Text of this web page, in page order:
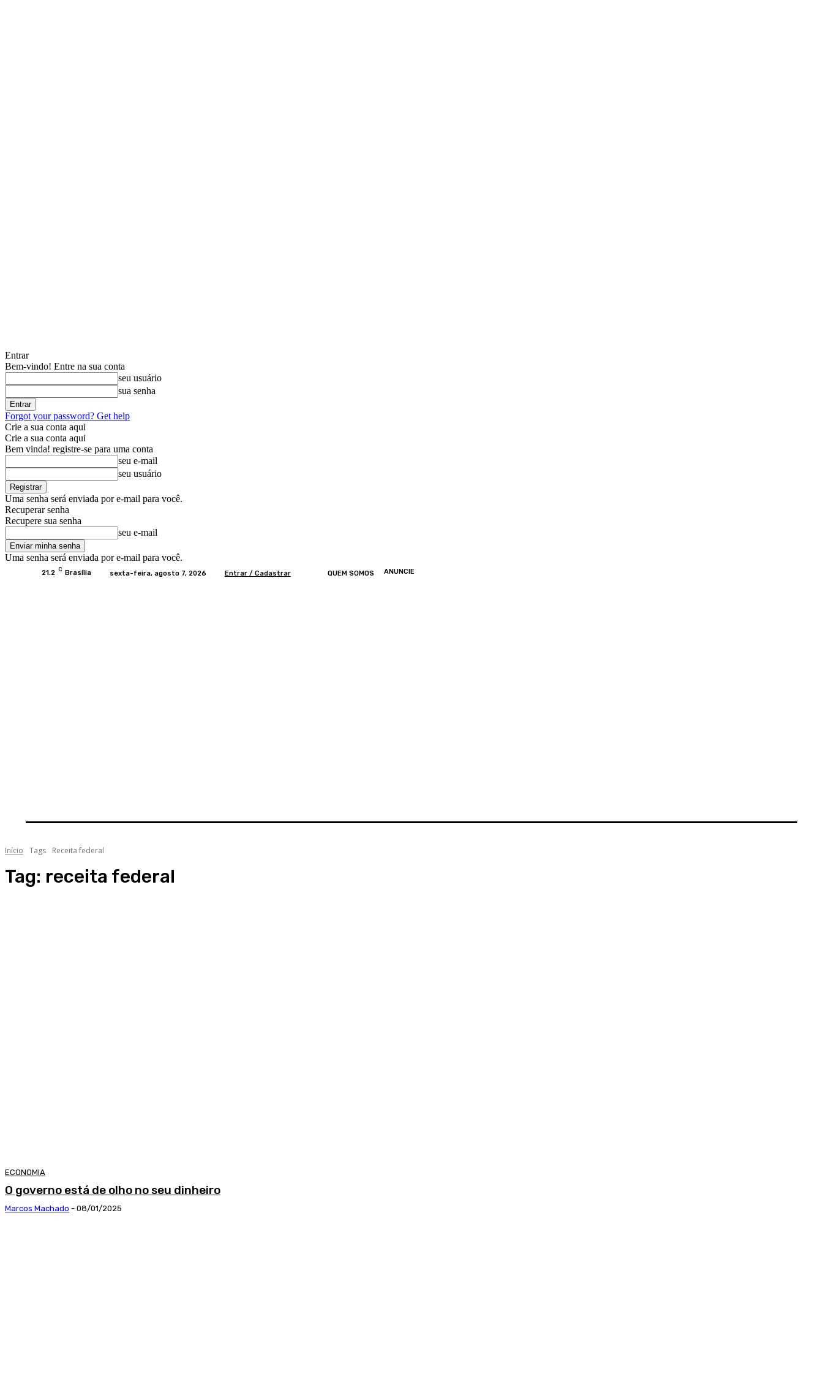
Entrar
Bem-vindo! Entre na sua conta
seu usuário
sua senha
Forgot your password? Get help
Crie a sua conta aqui
Crie a sua conta aqui
Bem vinda! registre-se para uma conta
seu e-mail
seu usuário
Uma senha será enviada por e-mail para você.
Recuperar senha
Recupere sua senha
seu e-mail
Uma senha será enviada por e-mail para você.
21.2 C Brasília sexta-feira, agosto 7, 2026 Entrar / Cadastrar QUEM SOMOS ANUNCIE
Início Tags Receita federal
Tag: receita federal
ECONOMIA
O governo está de olho no seu dinheiro
Marcos Machado - 08/01/2025